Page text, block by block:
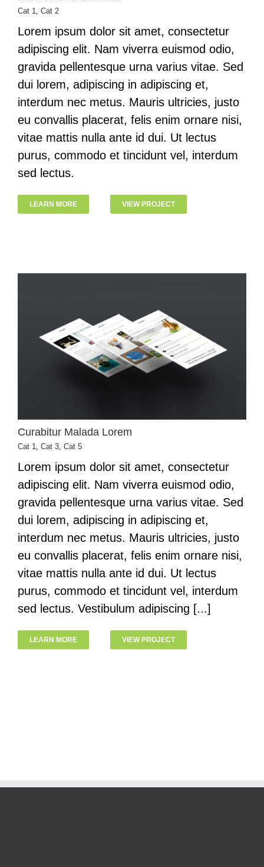
Cat 1, Cat 2
Lorem ipsum dolor sit amet, consectetur
adipiscing elit. Nam viverra euismod odio,
gravida pellentesque urna varius vitae. Sed
dui lorem, adipiscing in adipiscing et,
interdum nec metus. Mauris ultricies, justo
eu convallis placerat, felis enim ornare nisi,
vitae mattis nulla ante id dui. Ut lectus
purus, commodo et tincidunt vel, interdum
sed lectus.
LEARN MORE VIEW PROJECT
Curabitur Malada Lorem
Cat 1, Cat 3, Cat 5
Lorem ipsum dolor sit amet, consectetur
adipiscing elit. Nam viverra euismod odio,
gravida pellentesque urna varius vitae. Sed
dui lorem, adipiscing in adipiscing et,
interdum nec metus. Mauris ultricies, justo
eu convallis placerat, felis enim ornare nisi,
vitae mattis nulla ante id dui. Ut lectus
purus, commodo et tincidunt vel, interdum
sed lectus. Vestibulum adipiscing [...]
LEARN MORE VIEW PROJECT